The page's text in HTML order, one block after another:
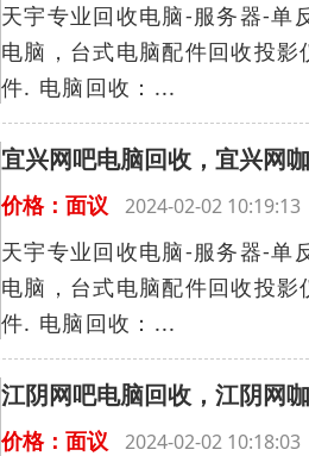
天宇专业回收电脑-服务器-
电脑，台式电脑配件回收投
件. 电脑回收：...
宜兴网吧电脑回收，宜兴网
价格：面议 2024-02-02
天宇专业回收电脑-服务器-
电脑，台式电脑配件回收投
件. 电脑回收：...
江阴网吧电脑回收，江阴网
价格：面议 2024-02-02